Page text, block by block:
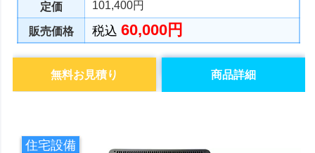
定価 101,400円
販売価格 税込60,000円
商品詳細
無料お見積り
住宅設備